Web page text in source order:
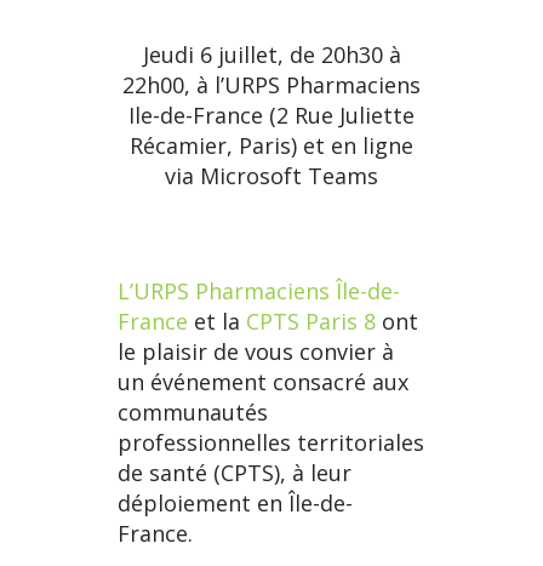
Jeudi 6 juillet, de 20h30 à
22h00, à l’URPS Pharmaciens
Ile-de-France (2 Rue Juliette
Récamier, Paris) et en ligne
via Microsoft Teams
L’URPS Pharmaciens Île-de-
France et la CPTS Paris 8ont
le plaisir de vous convier à
un événement consacré aux
communautés
professionnelles territoriales
de santé (CPTS), à leur
déploiement en Île-de-
France.